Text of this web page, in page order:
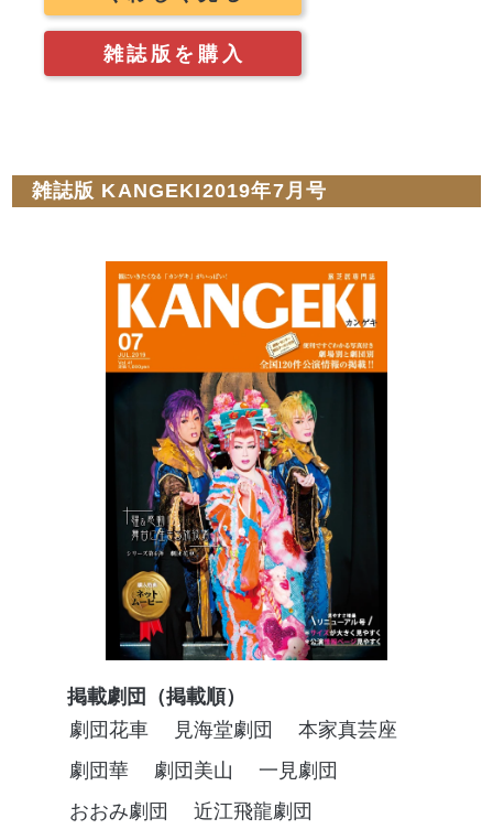
雑誌版を購入
雑誌版 KANGEKI2019年7月号
掲載劇団（掲載順）
劇団花車
見海堂劇団
本家真芸座
劇団華
劇団美山
一見劇団
おおみ劇団
近江飛龍劇団